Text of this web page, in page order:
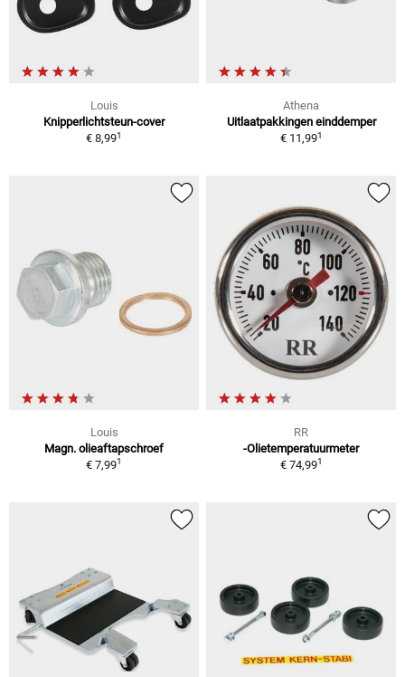
Louis
Knipperlichtsteun-cover
€ 8,991
Athena
Uitlaatpakkingen einddemper
€ 11,991
Louis
Magn. olieaftapschroef
€ 7,991
RR
-Olietemperatuurmeter
€ 74,991